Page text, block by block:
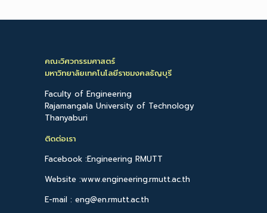
คณะวิศวกรรมศาสตร์
มหาวิทยาลัยเทคโนโลยีราชมงคลธัญบุรี
Faculty of Engineering
Rajamangala University of Technology
Thanyaburi
ติดต่อเรา
Facebook :Engineering RMUTT
Website :www.engineering.rmutt.ac.th
E-mail : eng@en.rmutt.ac.th